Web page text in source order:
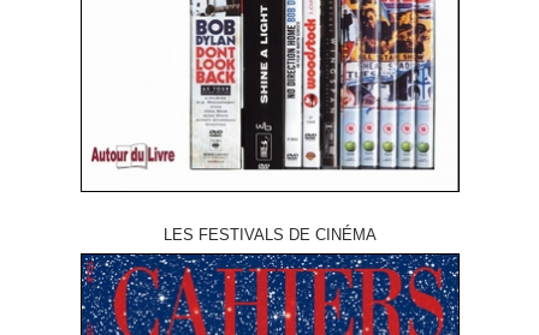
LES FESTIVALS DE CINÉMA